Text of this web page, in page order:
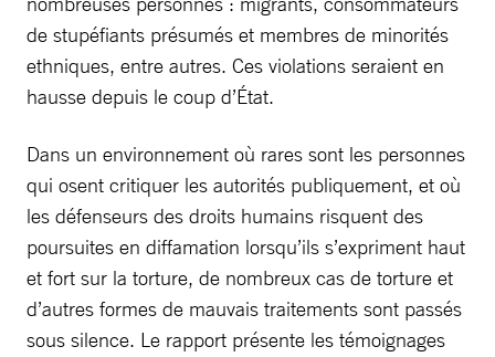
de stupéfiants présumés et membres de minorités
ethniques, entre autres. Ces violations seraient en
hausse depuis le coup d’État.
Dans un environnement où rares sont les personnes
qui osent critiquer les autorités publiquement, et où
les défenseurs des droits humains risquent des
poursuites en diffamation lorsqu’ils s’expriment haut
et fort sur la torture, de nombreux cas de torture et
d’autres formes de mauvais traitements sont passés
sous silence. Le rapport présente les témoignages